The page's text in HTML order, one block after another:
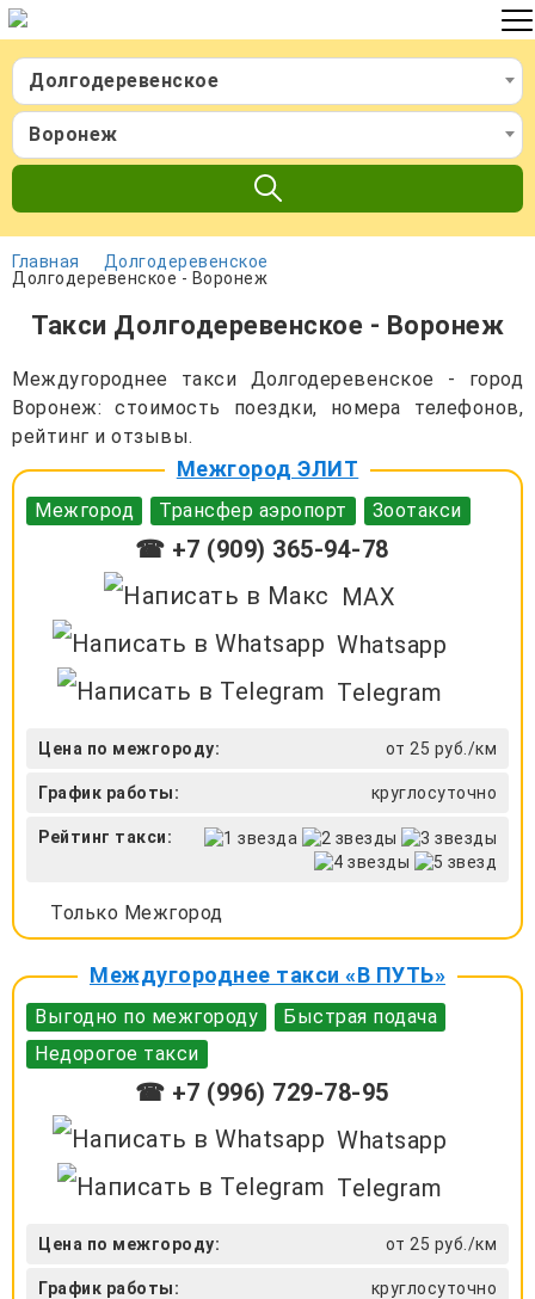
Долгодеревенское
Воронеж
Главная
Долгодеревенское
Долгодеревенское - Воронеж
Такси Долгодеревенское - Воронеж
Междугороднее такси Долгодеревенское - город
Воронеж: стоимость поездки, номера телефонов,
рейтинг и отзывы.
Межгород ЭЛИТ
Межгород Трансфер аэропорт Зоотакси
☎ +7 (909) 365-94-78
MAX
Whatsapp
Telegram
Цена по межгороду: от 25 руб./км
График работы: круглосуточно
Рейтинг такси:
Только Межгород
Междугороднее такси «В ПУТЬ»
Выгодно по межгороду
Быстрая подача
Недорогое такси
☎ +7 (996) 729-78-95
Whatsapp
Telegram
Цена по межгороду: от 25 руб./км
График работы: круглосуточно